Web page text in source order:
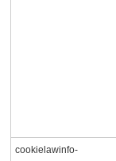
cookielawinfo-